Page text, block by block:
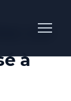
sur
à